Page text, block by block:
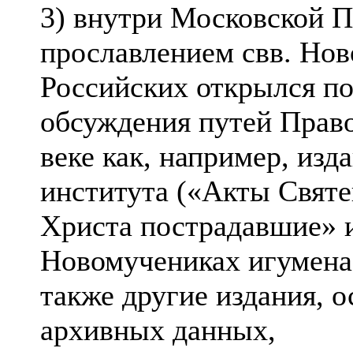
3) внутри Московской
прославлением свв.
Российских открылся
обсуждения путей
веке как, например,
института («Акты
Христа пострадавшие»
Новомучениках
также другие издания,
архивных данных,